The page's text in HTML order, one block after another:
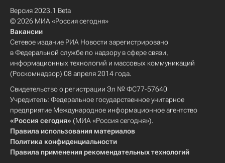
Версия 2023.1 Beta
© 2026 МИА «Россия сегодня»
Вакансии
Сетевое издание РИА Новости зарегистрировано
в Федеральной службе по надзору в сфере связи,
информационных технологий и массовых коммуникаций
(Роскомнадзор) 08 апреля 2014 года.
Свидетельство о регистрации Эл № ФС77-57640
Учредитель: Федеральное государственное унитарное
предприятие Международное информационное агентство
«Россия сегодня» (МИА «Россия сегодня»).
Правила использования материалов
Политика конфиденциальности
Правила применения рекомендательных технологий